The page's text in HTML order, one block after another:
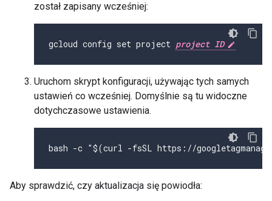
został zapisany wcześniej:
gcloud config set project project ID
Uruchom skrypt konfiguracji, używając tych samych
ustawień co wcześniej. Domyślnie są tu widoczne
dotychczasowe ustawienia.
bash -c "$(curl -fsSL https://
Aby sprawdzić, czy aktualizacja się powiodła: